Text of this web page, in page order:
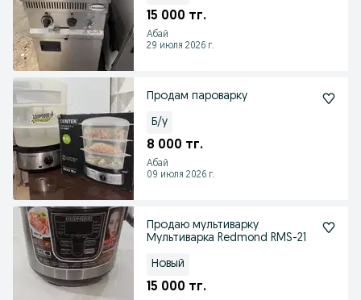
15 000 тг.
Абай
29 июля 2026 г.
Продам пароварку
Б/у
8 000 тг.
Абай
09 июля 2026 г.
Продаю мультиварку
Мультиварка Redmond RMS-21
Новый
15 000 тг.